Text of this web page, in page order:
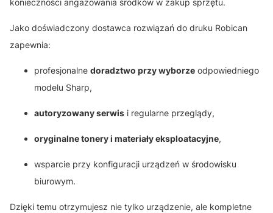
konieczności angażowania środków w zakup sprzętu.
Jako doświadczony dostawca rozwiązań do druku Robican
zapewnia:
profesjonalne doradztwo przy wyborze odpowiedniego
modelu Sharp,
autoryzowany serwis i regularne przeglądy,
oryginalne tonery i materiały eksploatacyjne,
wsparcie przy konfiguracji urządzeń w środowisku
biurowym.
Dzięki temu otrzymujesz nie tylko urządzenie, ale kompletne